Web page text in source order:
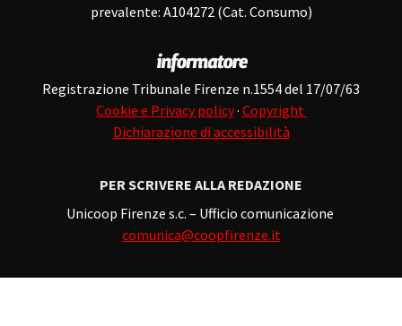
prevalente: A104272 (Cat. Consumo)
Registrazione Tribunale Firenze n.1554 del 17/07/63
Cookie e Privacy policy· Copyright
Dichiarazione di accessibilità
PER SCRIVERE ALLA REDAZIONE
Unicoop Firenze s.c. – Ufficio comunicazione
comunica@coopfirenze.it